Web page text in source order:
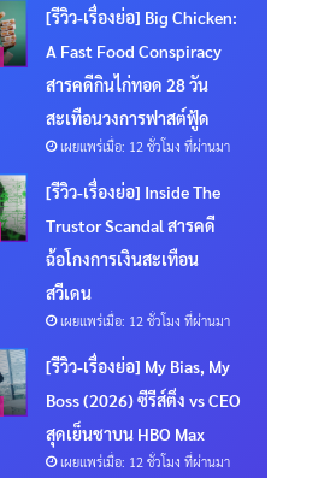
[รีวิว-เรื่องย่อ] Big Chicken:
A Fast Food Conspiracy
สารคดีกินไก่ทอด 28 วัน
สะเทือนวงการฟาสต์ฟู้ด
เผยแพร่เมื่อ: 12 ชั่วโมง ที่ผ่านมา
[รีวิว-เรื่องย่อ] Inside The
Trustor Scandal สารคดี
ฉ้อโกงการเงินสะเทือน
สวีเดน
เผยแพร่เมื่อ: 12 ชั่วโมง ที่ผ่านมา
[รีวิว-เรื่องย่อ] My Bias, My
Boss (2026) ซีรีส์ติ่ง vs CEO
สุดเย็นชาบน HBO Max
เผยแพร่เมื่อ: 12 ชั่วโมง ที่ผ่านมา